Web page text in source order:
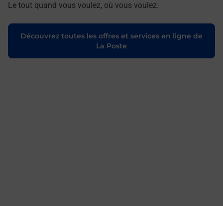
Le tout quand vous voulez, où vous voulez.
Découvrez toutes les offres et services en ligne de
La Poste